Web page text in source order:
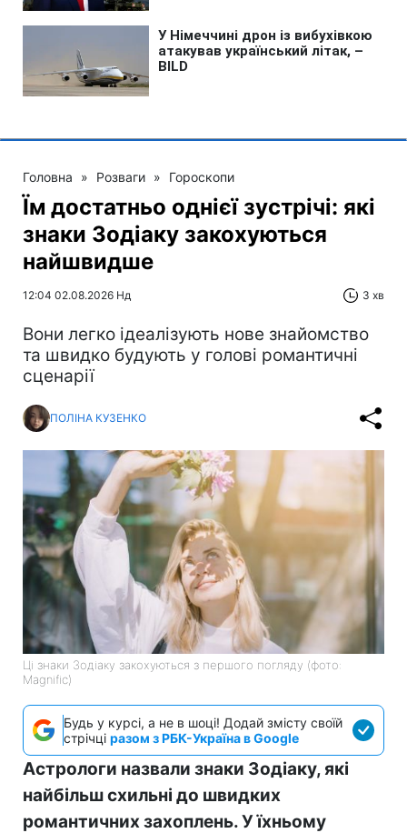
Головна » Розваги » Гороскопи
Їм достатньо однієї зустрічі: які
знаки Зодіаку закохуються
найшвидше
12:04 02.08.2026 Нд 3 хв
Вони легко ідеалізують нове знайомство
та швидко будують у голові романтичні
сценарії
ПОЛІНА КУЗЕНКО
Ці знаки Зодіаку закохуються з першого погляду (фото:
Magnific)
Будь у курсі, а не в шоці! Додай змісту своїй
стрічці разом з РБК-Україна в Google
Астрологи назвали знаки Зодіаку, які
найбільш схильні до швидких
романтичних захоплень. У їхньому